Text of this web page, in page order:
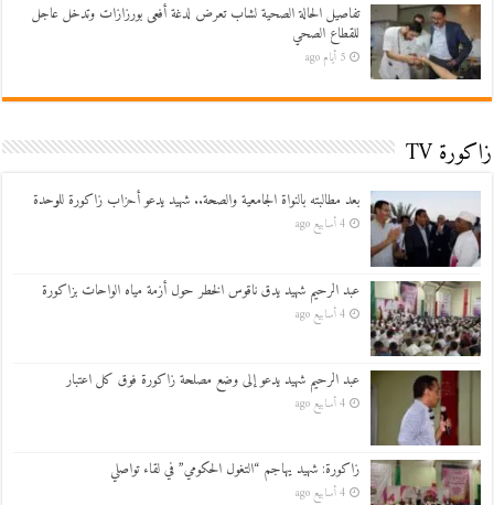
تفاصيل الحالة الصحية لشاب تعرض لدغة أفعى بورزازات وتدخل عاجل
للقطاع الصحي
5 أيام ago
زاكورة TV
بعد مطالبته بالنواة الجامعية والصحة.. شهيد يدعو أحزاب زاكورة للوحدة
4 أسابيع ago
عبد الرحيم شهيد يدق ناقوس الخطر حول أزمة مياه الواحات بزاكورة
4 أسابيع ago
عبد الرحيم شهيد يدعو إلى وضع مصلحة زاكورة فوق كل اعتبار
4 أسابيع ago
زاكورة: شهيد يهاجم “التغول الحكومي” في لقاء تواصلي
4 أسابيع ago